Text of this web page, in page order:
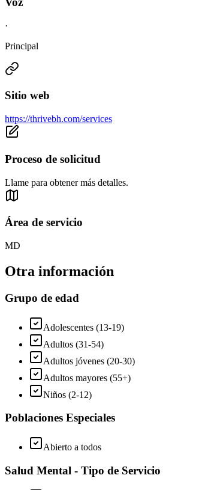
·
Principal
Sitio web
https://thrivebh.com/services
Proceso de solicitud
Llame para obtener más detalles.
Área de servicio
MD
Otra información
Grupo de edad
Adolescentes (13-19)
Adultos (31-54)
Adultos jóvenes (20-30)
Adultos mayores (55+)
Niños (2-12)
Poblaciones Especiales
Abierto a todos
Salud Mental - Tipo de Servicio